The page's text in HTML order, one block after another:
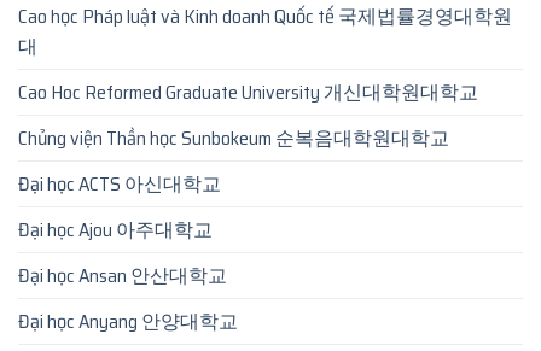
Cao học Pháp luật và Kinh doanh Quốc tế 국제법률경영대학원
대
Cao Hoc Reformed Graduate University 개신대학원대학교
Chủng viện Thần học Sunbokeum 순복음대학원대학교
Đại học ACTS 아신대학교
Đại học Ajou 아주대학교
Đại học Ansan 안산대학교
Đại học Anyang 안양대학교